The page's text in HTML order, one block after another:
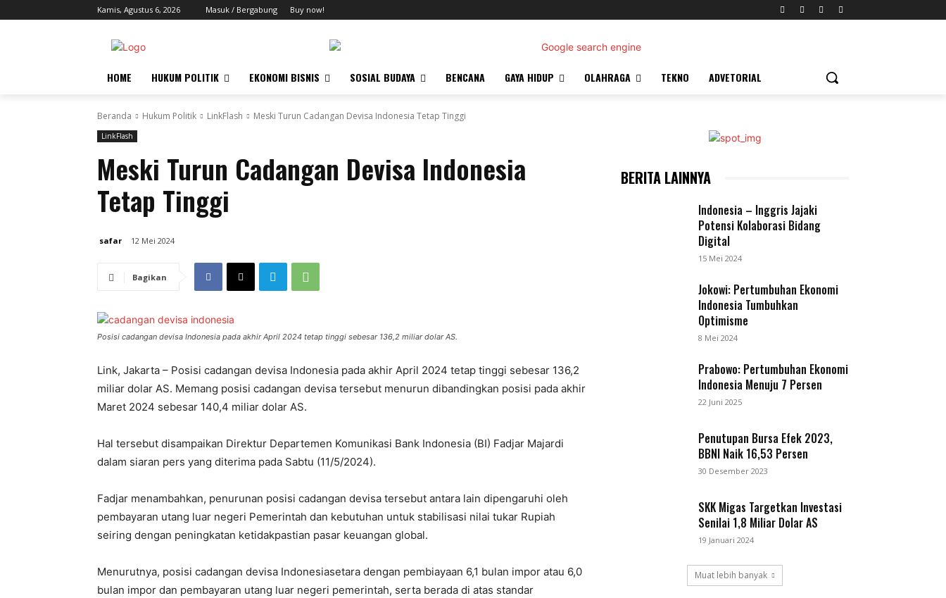
Kamis, Agustus 6, 2026 Masuk / Bergabung Buy now!
HOME HUKUM POLITIK EKONOMI BISNIS SOSIAL BUDAYA BENCANA GAYA HIDUP OLAHRAGA TEKNO ADVETORIAL
Beranda Hukum Politik LinkFlash Meski Turun Cadangan Devisa Indonesia Tetap Tinggi
LinkFlash
Meski Turun Cadangan Devisa Indonesia
Tetap Tinggi
safar 12 Mei 2024
Bagikan
Posisi cadangan devisa Indonesia pada akhir April 2024 tetap tinggi sebesar 136,2 miliar dolar AS.
Link, Jakarta – Posisi cadangan devisa Indonesia pada akhir April 2024 tetap tinggi sebesar 136,2
miliar dolar AS. Memang posisi cadangan devisa tersebut menurun dibandingkan posisi pada akhir
Maret 2024 sebesar 140,4 miliar dolar AS.
Hal tersebut disampaikan Direktur Departemen Komunikasi Bank Indonesia (BI) Fadjar Majardi
dalam siaran pers yang diterima pada Sabtu (11/5/2024).
Fadjar menambahkan, penurunan posisi cadangan devisa tersebut antara lain dipengaruhi oleh
pembayaran utang luar negeri Pemerintah dan kebutuhan untuk stabilisasi nilai tukar Rupiah
seiring dengan peningkatan ketidakpastian pasar keuangan global.
Menurutnya, posisi cadangan devisa Indonesiasetara dengan pembiayaan 6,1 bulan impor atau 6,0
bulan impor dan pembayaran utang luar negeri pemerintah, serta berada di atas standar
BERITA LAINNYA
Indonesia – Inggris Jajaki
Potensi Kolaborasi Bidang
Digital
15 Mei 2024
Jokowi: Pertumbuhan Ekonomi
Indonesia Tumbuhkan
Optimisme
8 Mei 2024
Prabowo: Pertumbuhan Ekonomi
Indonesia Menuju 7 Persen
22 Juni 2025
Penutupan Bursa Efek 2023,
BBNI Naik 16,53 Persen
30 Desember 2023
SKK Migas Targetkan Investasi
Senilai 1,8 Miliar Dolar AS
19 Januari 2024
Muat lebih banyak